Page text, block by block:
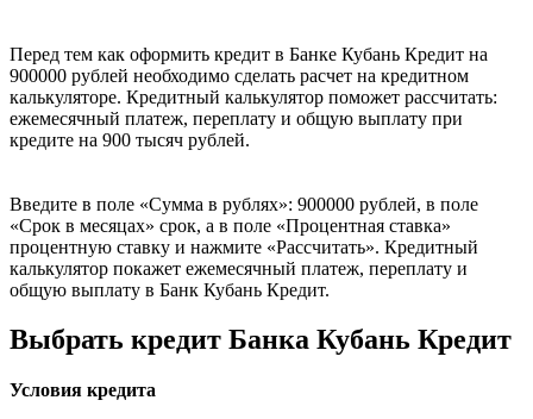
Перед тем как оформить кредит в Банке Кубань Кредит на
900000 рублей необходимо сделать расчет на кредитном
калькуляторе. Кредитный калькулятор поможет рассчитать:
ежемесячный платеж, переплату и общую выплату при
кредите на 900 тысяч рублей.
Введите в поле «Сумма в рублях»: 900000 рублей, в поле
«Срок в месяцах» срок, а в поле «Процентная ставка»
процентную ставку и нажмите «Рассчитать». Кредитный
калькулятор покажет ежемесячный платеж, переплату и
общую выплату в Банк Кубань Кредит.
Выбрать кредит Банка Кубань Кредит
Условия кредита